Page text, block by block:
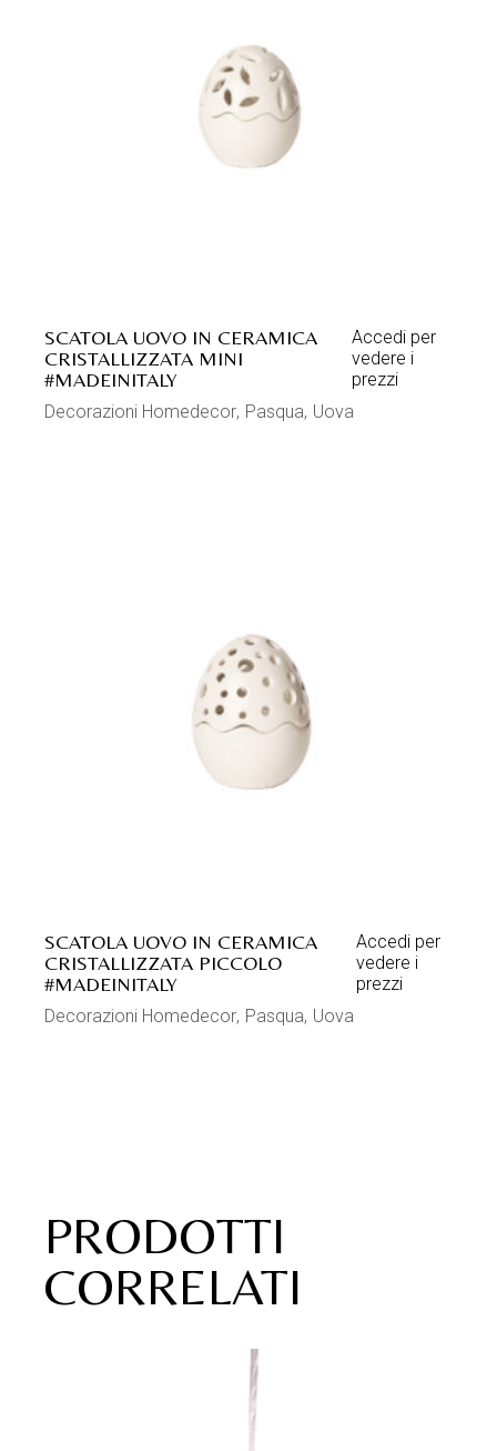
SCATOLA UOVO IN CERAMICA
CRISTALLIZZATA MINI
#MADEINITALY
Accedi per
vedere i
prezzi
Decorazioni Homedecor Pasqua Uova
SCATOLA UOVO IN CERAMICA
CRISTALLIZZATA PICCOLO
#MADEINITALY
Accedi per
vedere i
prezzi
Decorazioni Homedecor Pasqua Uova
PRODOTTI
CORRELATI